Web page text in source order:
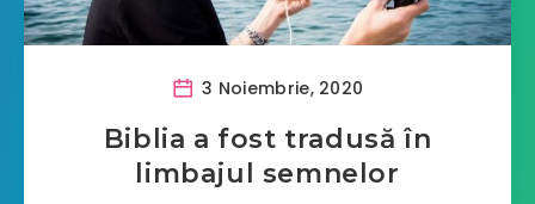
3 Noiembrie, 2020
Biblia a fost tradusă în
limbajul semnelor